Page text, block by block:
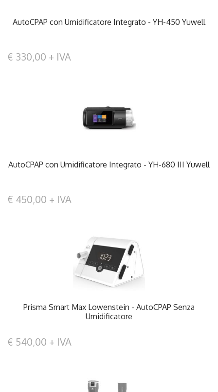
AutoCPAP con Umidificatore Integrato - YH-450 Yuwell
€ 330,00 + IVA
AutoCPAP con Umidificatore Integrato - YH-680 III Yuwell
€ 450,00 + IVA
Prisma Smart Max Lowenstein - AutoCPAP Senza
Umidificatore
€ 540,00 + IVA